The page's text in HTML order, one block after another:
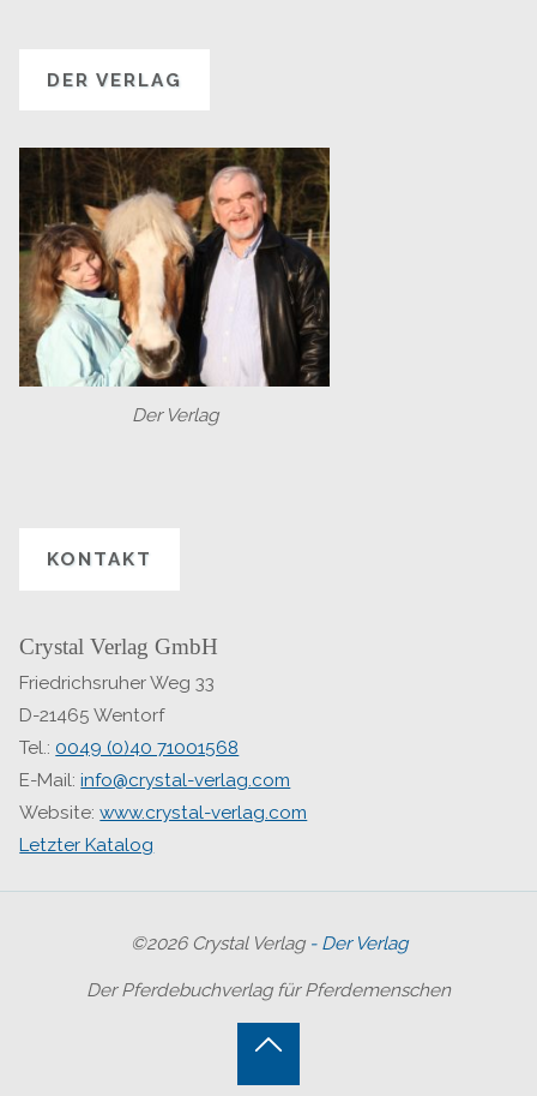
DER VERLAG
Der Verlag
KONTAKT
Crystal Verlag GmbH
Friedrichsruher Weg 33
D-21465 Wentorf
Tel.: 0049 (0)40 71001568
E-Mail:info@crystal-verlag.com
Website:www.crystal-verlag.com
Letzter Katalog
©2026 Crystal Verlag - Der Verlag
Der Pferdebuchverlag für Pferdemenschen
Back